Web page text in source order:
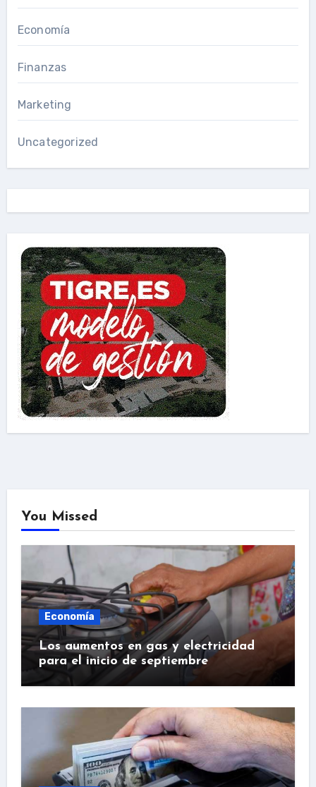
Economía
Finanzas
Marketing
Uncategorized
You Missed
Economía
Los aumentos en gas y electricidad
para el inicio de septiembre